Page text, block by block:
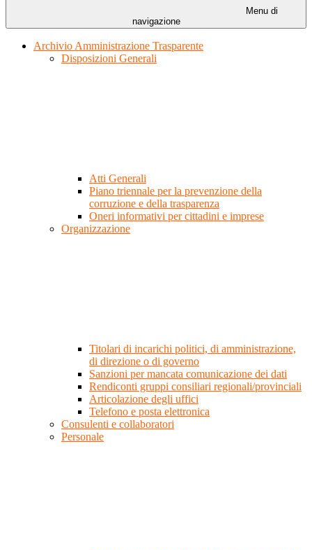
Menu di
navigazione
Archivio Amministrazione Trasparente
Disposizioni Generali
Atti Generali
Piano triennale per la prevenzione della
corruzione e della trasparenza
Oneri informativi per cittadini e imprese
Organizzazione
Titolari di incarichi politici, di amministrazione,
di direzione o di governo
Sanzioni per mancata comunicazione dei dati
Rendiconti gruppi consiliari regionali/provinciali
Articolazione degli uffici
Telefono e posta elettronica
Consulenti e collaboratori
Personale